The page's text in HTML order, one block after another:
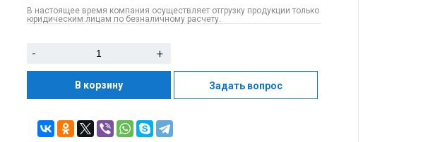
В настоящее время компания осуществляет отгрузку продукции только
юридическим лицам по безналичному расчету.
- +
В корзину Задать вопрос